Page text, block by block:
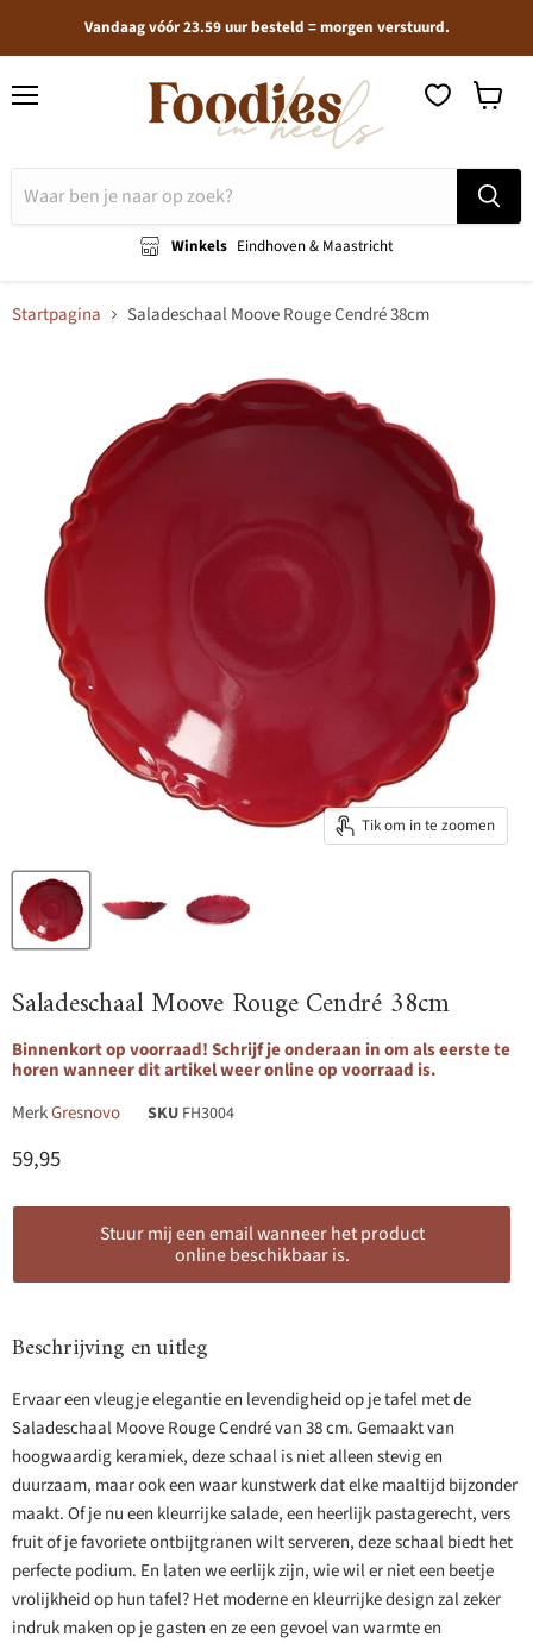
Vandaag vóór 23.59 uur besteld = morgen verstuurd.
Winkels Eindhoven & Maastricht
Startpagina Saladeschaal Moove Rouge Cendré 38cm
Tik om in te zoomen
Saladeschaal Moove Rouge Cendré 38cm
Binnenkort op voorraad! Schrijf je onderaan in om als eerste te
horen wanneer dit artikel weer online op voorraad is.
MerkGresnovo SKU FH3004
Huidige prijs
59,95
Stuur mij een email wanneer het product
online beschikbaar is.
Beschrijving en uitleg
Ervaar een vleugje elegantie en levendigheid op je tafel met de
Saladeschaal Moove Rouge Cendré van 38 cm. Gemaakt van
hoogwaardig keramiek, deze schaal is niet alleen stevig en
duurzaam, maar ook een waar kunstwerk dat elke maaltijd bijzonder
maakt. Of je nu een kleurrijke salade, een heerlijk pastagerecht, vers
fruit of je favoriete ontbijtgranen wilt serveren, deze schaal biedt het
perfecte podium. En laten we eerlijk zijn, wie wil er niet een beetje
vrolijkheid op hun tafel? Het moderne en kleurrijke design zal zeker
indruk maken op je gasten en ze een gevoel van warmte en